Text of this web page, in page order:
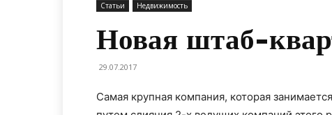
Статьи Недвижимость
Новая штаб-
29.07.2017
Самая крупная компания, которая